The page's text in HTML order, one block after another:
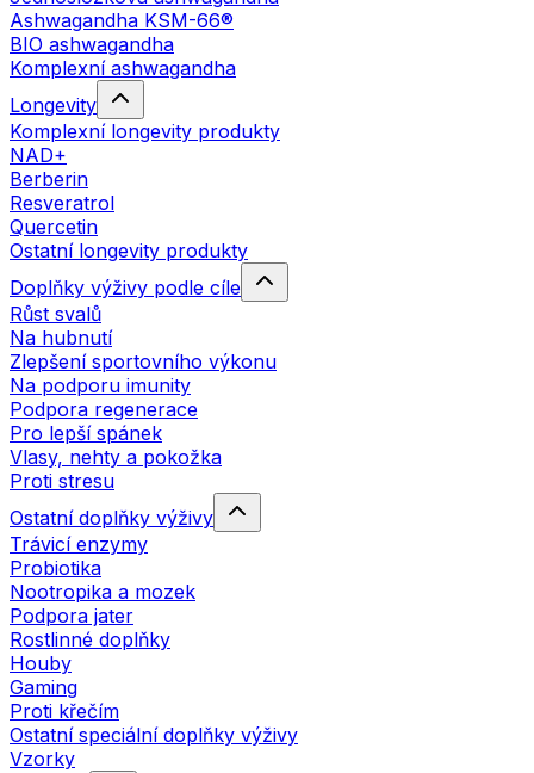
Ashwagandha KSM-66®
BIO ashwagandha
Komplexní ashwagandha
Longevity
Komplexní longevity produkty
NAD+
Berberin
Resveratrol
Quercetin
Ostatní longevity produkty
Doplňky výživy podle cíle
Růst svalů
Na hubnutí
Zlepšení sportovního výkonu
Na podporu imunity
Podpora regenerace
Pro lepší spánek
Vlasy, nehty a pokožka
Proti stresu
Ostatní doplňky výživy
Trávicí enzymy
Probiotika
Nootropika a mozek
Podpora jater
Rostlinné doplňky
Houby
Gaming
Proti křečím
Ostatní speciální doplňky výživy
Vzorky